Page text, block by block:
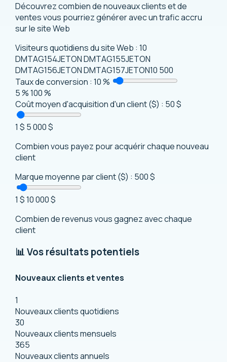
Découvrez combien de nouveaux clients et de
ventes vous pourriez générer avec un trafic accru
sur le site Web
Visiteurs quotidiens du site Web : 10
DMTAG154JETON DMTAG155JETON
DMTAG156JETON DMTAG157JETON10 500
Taux de conversion : 10 %
5 %100 %
Coût moyen d'acquisition d'un client ($) : 50 $
1 $ 5 000 $
Combien vous payez pour acquérir chaque nouveau
client
Marque moyenne par client ($) : 500 $
1 $10 000 $
Combien de revenus vous gagnez avec chaque
client
📊 Vos résultats potentiels
Nouveaux clients et ventes
1
Nouveaux clients quotidiens
30
Nouveaux clients mensuels
365
Nouveaux clients annuels